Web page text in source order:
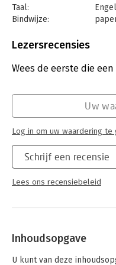
Taal:
Bindwijze:
Uitgever:
Verschijningsdatum:
16-
Lezersrecensies
Wees de eerste die
Schrijf een recensie
Lees ons recensiebeleid
Uw
Log in om uw waardering te
Inhoudsopgave
U kunt van deze